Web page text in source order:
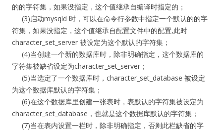
的的字符集，如果没指定，这个值继承自编译时指定的；
(3)启动mysqld 时，可以在命令行参数中指定一个默认的的字
符集，如果没指定，这个值继承自配置文件中的配置,此时
character_set_server 被设定为这个默认的字符集；
(4)当创建一个新的数据库时，除非明确指定，这个数据库的
字符集被缺省设定为character_set_server；
(5)当选定了一个数据库时，character_set_database 被设定
为这个数据库默认的字符集；
(6)在这个数据库里创建一张表时，表默认的字符集被设定为
character_set_database，也就是这个数据库默认的字符集；
(7)当在表内设置一栏时，除非明确指定，否则此栏缺省的字